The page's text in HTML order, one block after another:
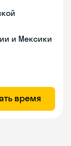
и Мексики
время